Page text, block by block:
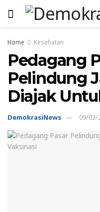
Home Kesehatan
Pedagang
Pelindung
Diajak
DemokrasiNews 09/03/